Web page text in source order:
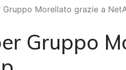
Morellato grazie a
Gruppo